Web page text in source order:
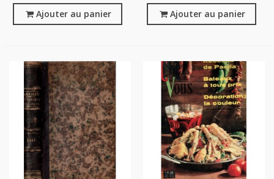
Ajouter au panier Ajouter au panier